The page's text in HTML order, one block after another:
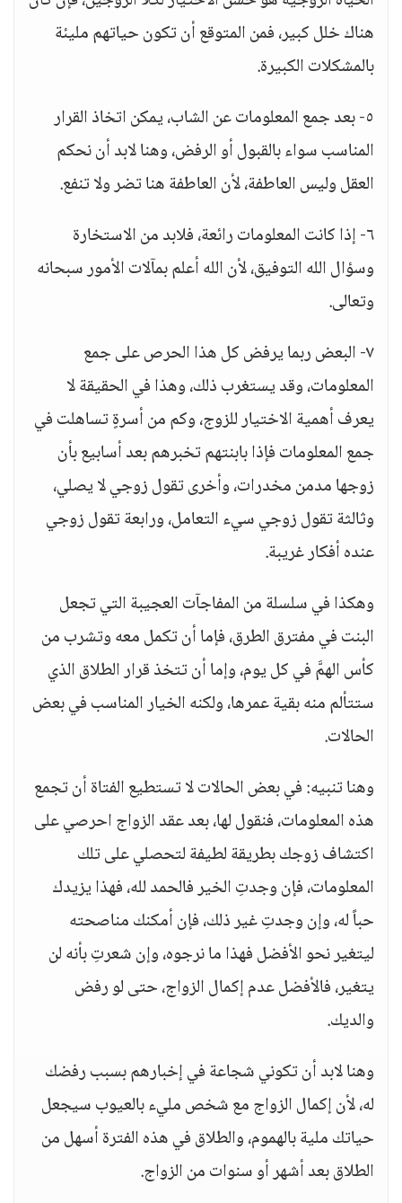
هناك خلل كبير، فمن المتوقع أن تكون حياتهم مليئة
بالمشكلات الكبيرة.
٥- بعد جمع المعلومات عن الشاب، يمكن اتخاذ القرار
المناسب سواء بالقبول أو الرفض، وهنا لابد أن نحكم
العقل وليس العاطفة، لأن العاطفة هنا تضر ولا تنفع.
٦- إذا كانت المعلومات رائعة، فلابد من الاستخارة
وسؤال الله التوفيق، لأن الله أعلم بمآلات الأمور سبحانه
وتعالى.
٧- البعض ربما يرفض كل هذا الحرص على جمع
المعلومات، وقد يستغرب ذلك، وهذا في الحقيقة لا
يعرف أهمية الاختيار للزوج، وكم من أسرةٍ تساهلت في
جمع المعلومات فإذا بابنتهم تخبرهم بعد أسابيع بأن
زوجها مدمن مخدرات، وأخرى تقول زوجي لا يصلي،
وثالثة تقول زوجي سيء التعامل، ورابعة تقول زوجي
عنده أفكار غريبة.
وهكذا في سلسلة من المفاجآت العجيبة التي تجعل
البنت في مفترق الطرق، فإما أن تكمل معه وتشرب من
كأس الهمَّ في كل يوم، وإما أن تتخذ قرار الطلاق الذي
ستتألم منه بقية عمرها، ولكنه الخيار المناسب في بعض
الحالات.
وهنا تنبيه: في بعض الحالات لا تستطيع الفتاة أن تجمع
هذه المعلومات، فنقول لها، بعد عقد الزواج احرصي على
اكتشاف زوجك بطريقة لطيفة لتحصلي على تلك
المعلومات، فإن وجدتِ الخير فالحمد لله، فهذا يزيدك
حباً له، وإن وجدتِ غير ذلك، فإن أمكنك مناصحته
ليتغير نحو الأفضل فهذا ما نرجوه، وإن شعرتِ بأنه لن
يتغير، فالأفضل عدم إكمال الزواج، حتى لو رفض
والديك.
وهنا لابد أن تكوني شجاعة في إخبارهم بسبب رفضك
له، لأن إكمال الزواج مع شخص مليء بالعيوب سيجعل
حياتك ملية بالهموم، والطلاق في هذه الفترة أسهل من
الطلاق بعد أشهر أو سنوات من الزواج.